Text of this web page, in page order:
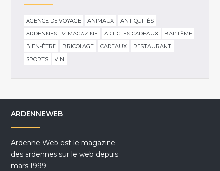
AGENCE DE VOYAGE ANIMAUX
ANTIQUITÉS
ARDENNES TV-MAGAZINE
ARTICLES CADEAUX
BAPTÊME
BIEN-ÊTRE
BRICOLAGE CADEAUX
RESTAURANT
SPORTS
VIN
ARDENNEWEB
Ardenne Web est le magazine
des ardennes sur le web depuis
mars 1999.